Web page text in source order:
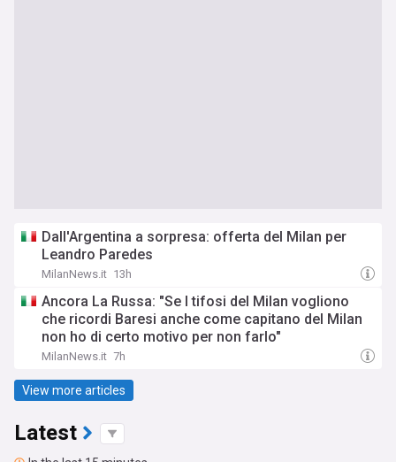
Dall'Argentina a sorpresa: offerta del Milan per
Leandro Paredes
MilanNews.it 13h
Ancora La Russa: "Se I tifosi del Milan vogliono
che ricordi Baresi anche come capitano del Milan
non ho di certo motivo per non farlo"
MilanNews.it 7h
View more articles
Latest